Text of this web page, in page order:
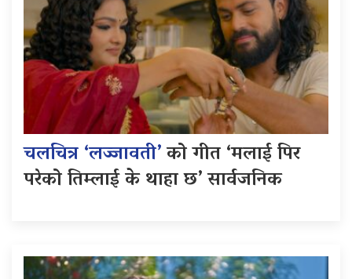
चलचित्र ‘लज्जावती’को गीत ‘मलाई पिर
परेको तिम्लाई के थाहा छ’ सार्वजनिक